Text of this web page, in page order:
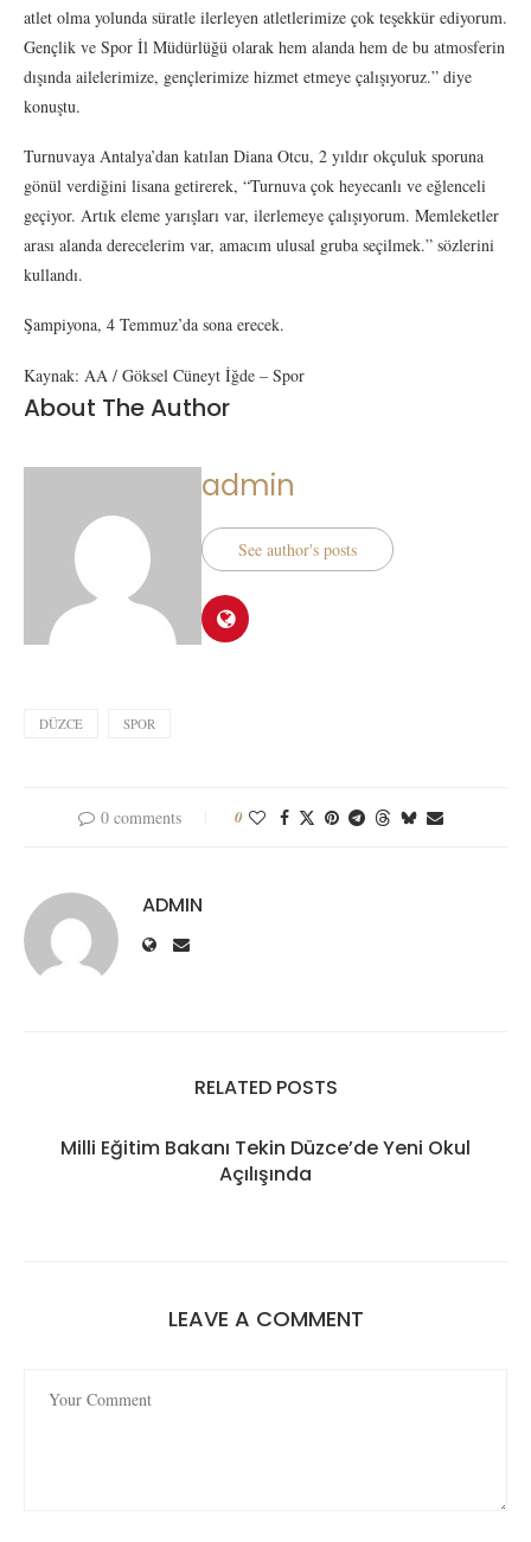
atlet olma yolunda süratle ilerleyen atletlerimize çok teşekkür ediyorum.
Gençlik ve Spor İl Müdürlüğü olarak hem alanda hem de bu atmosferin
dışında ailelerimize, gençlerimize hizmet etmeye çalışıyoruz.” diye
konuştu.
Turnuvaya Antalya’dan katılan Diana Otcu, 2 yıldır okçuluk sporuna
gönül verdiğini lisana getirerek, “Turnuva çok heyecanlı ve eğlenceli
geçiyor. Artık eleme yarışları var, ilerlemeye çalışıyorum. Memleketler
arası alanda derecelerim var, amacım ulusal gruba seçilmek.” sözlerini
kullandı.
Şampiyona, 4 Temmuz’da sona erecek.
Kaynak: AA / Göksel Cüneyt İğde – Spor
About The Author
admin
See author's posts
DÜZCE SPOR
0 comments 0
ADMIN
RELATED POSTS
Milli Eğitim Bakanı Tekin Düzce’de Yeni Okul
Açılışında
LEAVE A COMMENT